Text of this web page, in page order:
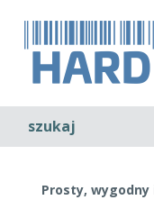
szukaj
Prosty, wygodny